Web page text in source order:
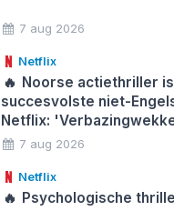
7 aug 2026
Netflix
🔥 Noorse actiethriller
succesvolste niet-
Netflix:
7 aug 2026
Netflix
🔥 Psychologische